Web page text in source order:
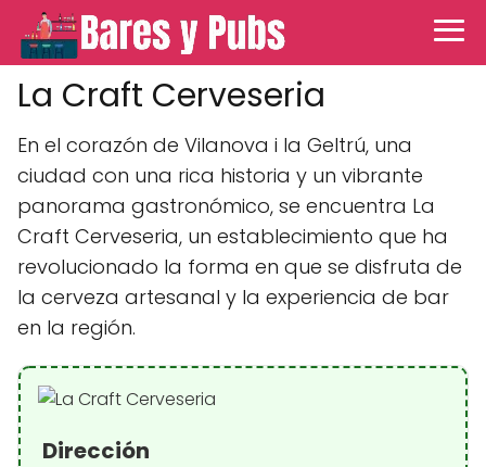
La Craft Cerveseria
En el corazón de Vilanova i la Geltrú, una
ciudad con una rica historia y un vibrante
panorama gastronómico, se encuentra La
Craft Cerveseria, un establecimiento que ha
revolucionado la forma en que se disfruta de
la cerveza artesanal y la experiencia de bar
en la región.
Dirección